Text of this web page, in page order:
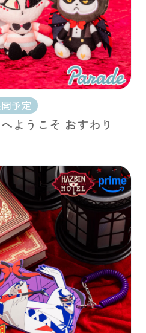
予定
ようこそ おすわり